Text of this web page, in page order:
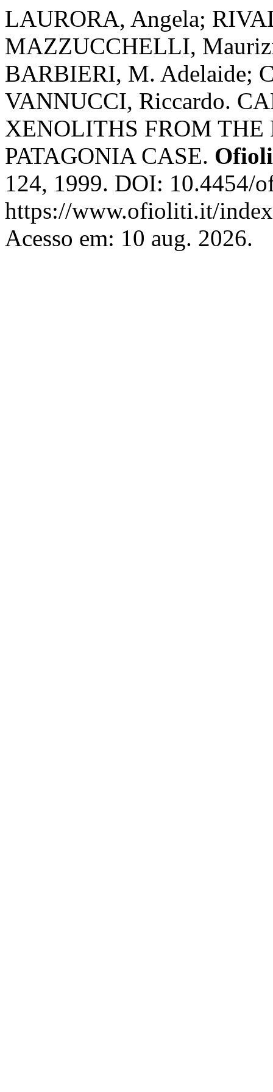
LAURORA, Angela;
MAZZUCCHELLI,
BARBIERI, M. Adelaide;
VANNUCCI, Riccardo.
XENOLITHS FROM
PATAGONIA CASE.
124, 1999. DOI: 10.4454/
https://www.ofioliti.it/
Acesso em: 10 aug. 2026.